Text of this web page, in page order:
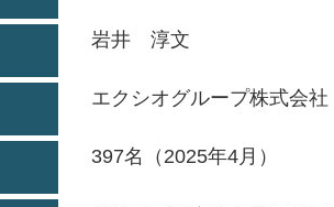
岩井 淳文
エクシオグループ株式会社
397名（2025年4月）